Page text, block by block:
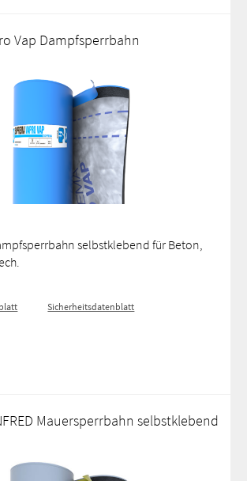
Vap Dampfsperrbahn
selbstklebend für Beton,
Sicherheitsdatenblatt
Mauersperrbahn selbstklebend